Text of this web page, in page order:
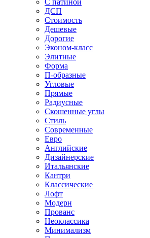
С патиной
ДСП
Стоимость
Дешевые
Дорогие
Эконом-класс
Элитные
Форма
П-образные
Угловые
Прямые
Радиусные
Скошенные углы
Стиль
Современные
Евро
Английские
Дизайнерские
Итальянские
Кантри
Классические
Лофт
Модерн
Прованс
Неоклассика
Минимализм